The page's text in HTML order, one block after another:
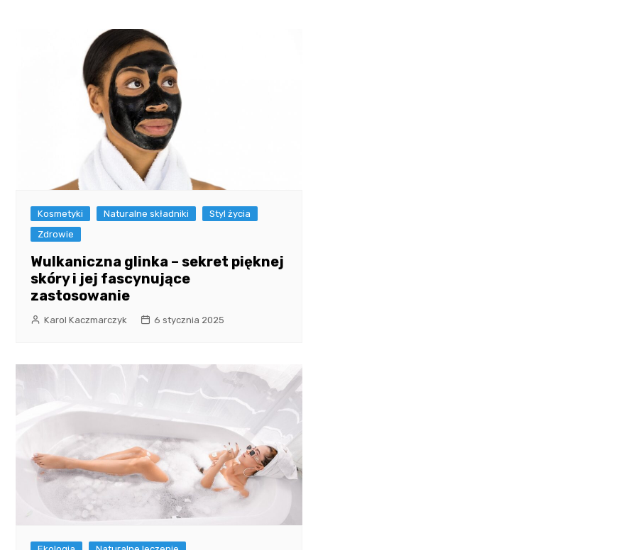
Kosmetyki Naturalne składniki
Styl życia
Zdrowie
Wulkaniczna glinka – sekret pięknej
skóry i jej fascynujące
zastosowanie
Karol Kaczmarczyk 6 stycznia 2025